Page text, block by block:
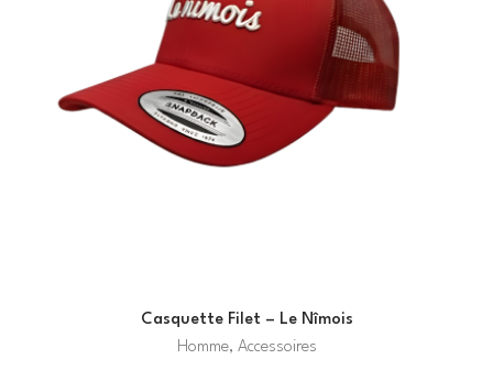
Casquette Filet – Le Nîmois
Homme, Accessoires